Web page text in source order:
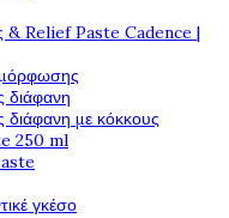
& Relief Paste Cadence |
με κόκκους
250 ml
γκέσο